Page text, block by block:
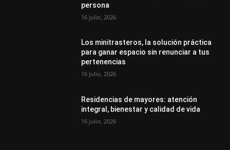
persona
16 julio, 2026
Los minitrasteros, la solución práctica
para ganar espacio sin renunciar a tus
pertenencias
16 julio, 2026
Residencias de mayores: atención
integral, bienestar y calidad de vida
16 julio, 2026